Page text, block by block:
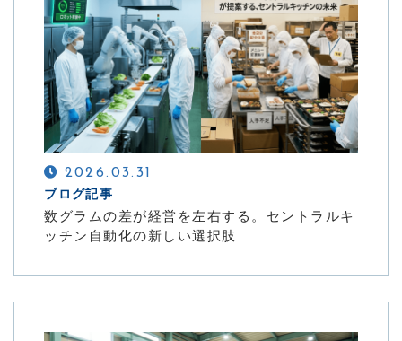
2026.03.31
ブログ記事
数グラムの差が経営を左右する。セントラルキ
ッチン自動化の新しい選択肢